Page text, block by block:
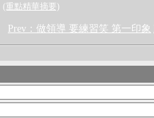
(重點精華摘要)
Prev：做領導 要練習笑 第一印象